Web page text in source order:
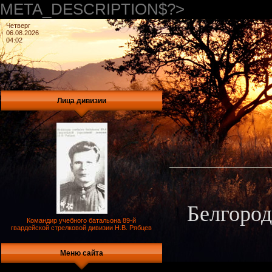
META_DESCRIPTION$?>
Четверг
06.08.2026
04:02
Лица дивизии
Командир учебного батальона 89-й
гвардейской стрелковой дивизии Н.В. Рябцев
Меню сайта